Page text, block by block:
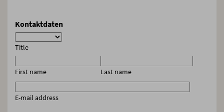
Kontaktdaten
Title
First name Last name
E-mail address